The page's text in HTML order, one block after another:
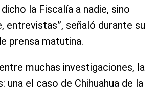
la Fiscalía a nadie, sino
entrevistas”, señaló durante su
prensa matutina.
muchas investigaciones, la
una el caso de Chihuahua de la